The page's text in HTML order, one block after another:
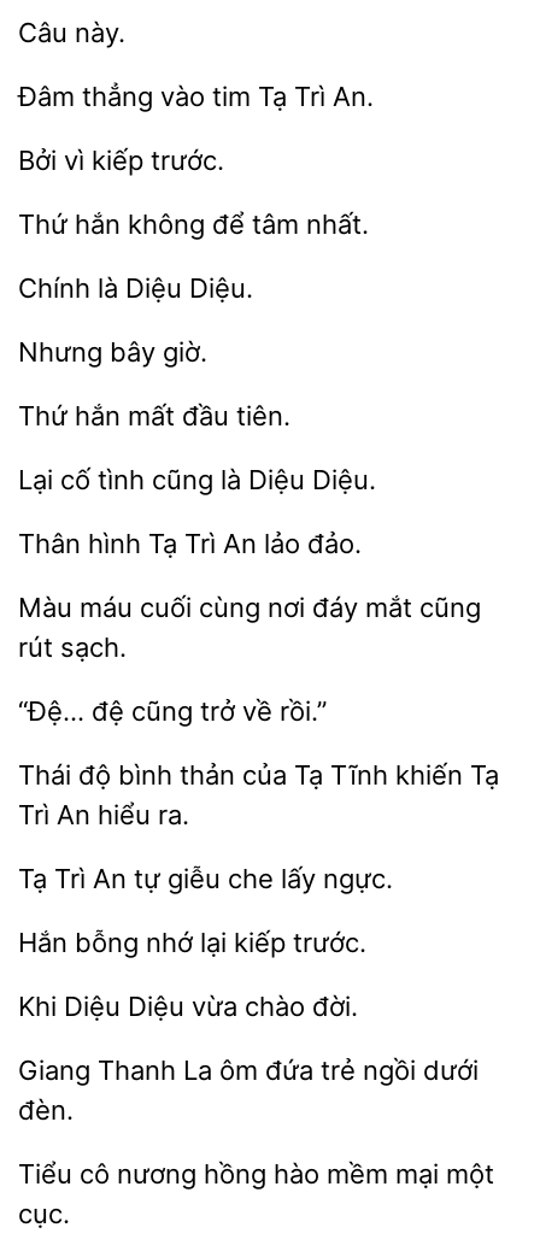
thẳng Tạ Trì An.
Bởi
Thứ hắn không
Diệu.
Thứ tiên.
cố cũng là Diệu.
Thân hình Trì lảo
Màu máu
nơi đáy mắt
rút sạch.
trở về rồi.”
Thái độ bình thản
khiến Tạ
Trì An hiểu ra.
Tạ tự giễu che lấy
Hắn kiếp trước.
Khi Diệu chào
Thanh La ôm đứa
ngồi
đèn.
cô nương hồng hào mềm mại